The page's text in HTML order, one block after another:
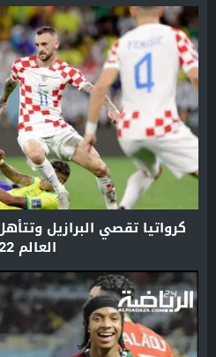
كرواتيا تقصي البرازيل
العالم 2022